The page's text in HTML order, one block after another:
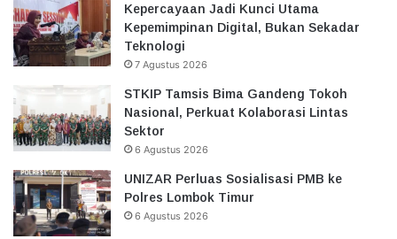
Kepercayaan Jadi Kunci Utama
Kepemimpinan Digital, Bukan Sekadar
Teknologi
7 Agustus 2026
STKIP Tamsis Bima Gandeng Tokoh
Nasional, Perkuat Kolaborasi Lintas
Sektor
6 Agustus 2026
UNIZAR Perluas Sosialisasi PMB ke
Polres Lombok Timur
6 Agustus 2026